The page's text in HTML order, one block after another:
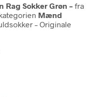
Rag Sokker Grøn – fra
Mænd
– Originale